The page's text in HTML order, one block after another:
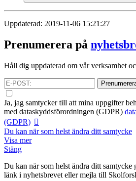
Uppdaterad: 2019-11-06 15:21:27
Prenumerera på
Håll dig uppdaterad om vår verksamhet
Ja, jag samtycker till att mina uppgifter
med dataskyddsförordningen (GDPR)
(GDPR)
Du kan när som helst ändra ditt samtycke
Visa mer
Stäng
Du kan när som helst ändra ditt samtycke
länk i nyhetsbrevet eller mejla till